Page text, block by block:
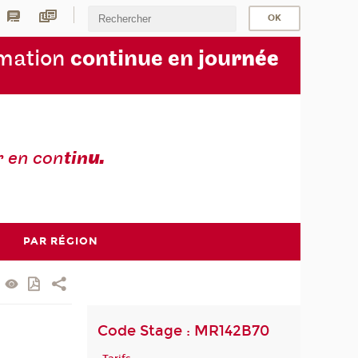
continue en journée
en continu.
PAR RÉGION
Code Stage : MR142B70